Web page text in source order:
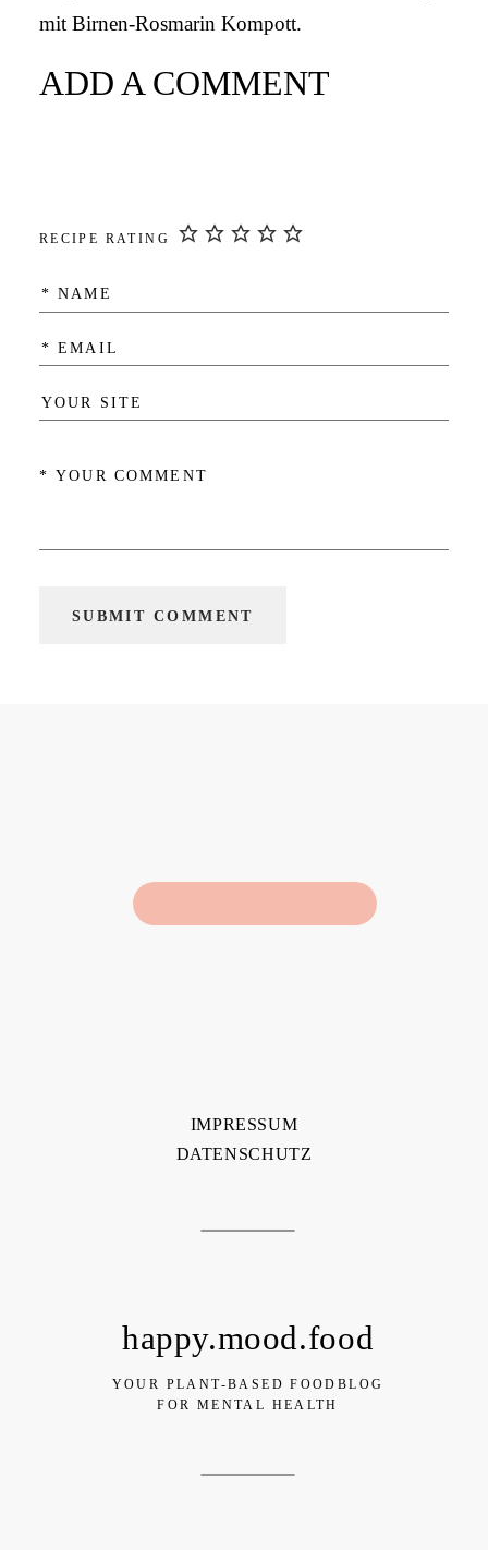
mit Birnen-Rosmarin Kompott.
ADD A COMMENT
RECIPE RATING
happy.mood.food
IMPRESSUM
DATENSCHUTZ
YOUR PLANT-BASED FOODBLOG
FOR MENTAL HEALTH